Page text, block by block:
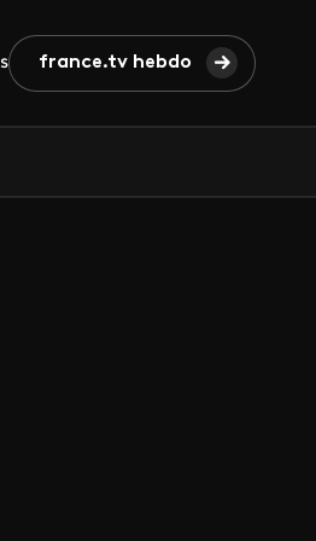
france.tv hebdo